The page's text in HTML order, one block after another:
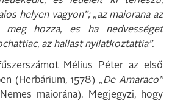
helyen vagyon”; „az maiorana az
hozza, es ha nedvességet
az hallast nyilatkoztattia”.
Mélius Péter az első
(Herbárium, 1578) „De Amaraco”
maiorána). Megjegyzi, hogy